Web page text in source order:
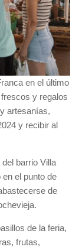
en el último
y regalos
artesanías,
y recibir al
barrio Villa
el punto de
de
de la feria,
frutas,